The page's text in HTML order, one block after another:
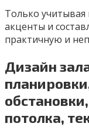
Только
акценты и
практичную и
Дизайн
потолка,